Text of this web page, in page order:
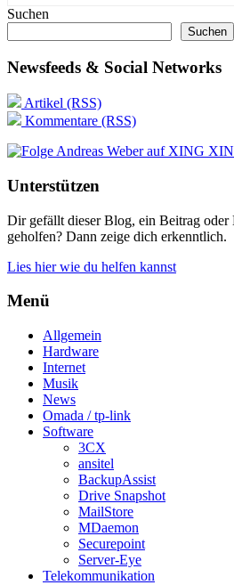
Suchen
Suchen
Newsfeeds & Social Networks
Artikel (RSS)
Kommentare (RSS)
Unterstützen
Dir gefällt dieser Blog, ein Beitrag oder
geholfen? Dann zeige dich erkenntlich.
Lies hier wie du helfen kannst
Menü
Allgemein
Hardware
Internet
Musik
News
Omada / tp-link
Software
3CX
ansitel
BackupAssist
Drive Snapshot
MailStore
MDaemon
Securepoint
Server-Eye
Telekommunikation